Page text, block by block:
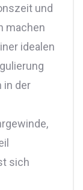
und
machen
idealen
in der
sich